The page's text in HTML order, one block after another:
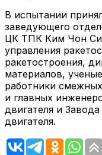
В испытании
заведующего
ЦК ТПК Ким Чон
управления
ракетостроения,
материалов,
работники
и главных
двигателя и
двигателя.